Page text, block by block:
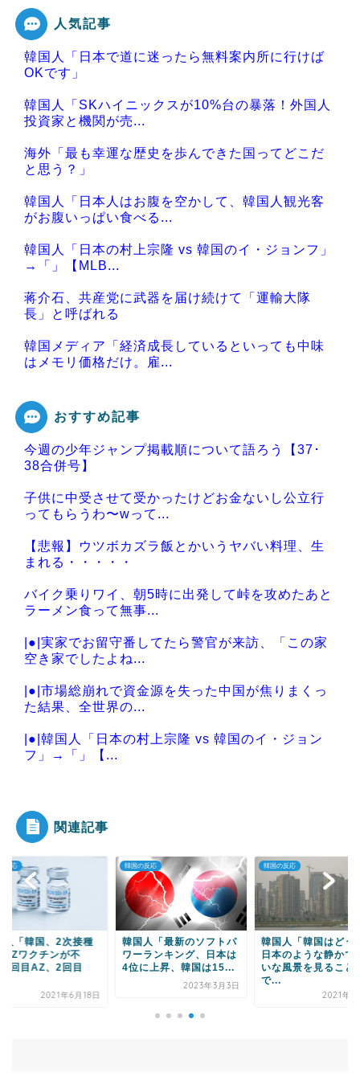
Powered by livedoor 相互RSS
人気記事
韓国人「日本で道に迷ったら無料案内所に行けば
OKです」
韓国人「SKハイニックスが10%台の暴落！外国人
投資家と機関が売...
海外「最も幸運な歴史を歩んできた国ってどこだ
と思う？」
韓国人「日本人はお腹を空かして、韓国人観光客
がお腹いっぱい食べる...
韓国人「日本の村上宗隆 vs 韓国のイ・ジョンフ」
→「」【MLB...
蒋介石、共産党に武器を届け続けて「運輸大隊
長」と呼ばれる
韓国メディア「経済成長しているといっても中味
はメモリ価格だけ。雇...
Powered by livedoor 相互RSS
おすすめ記事
今週の少年ジャンプ掲載順について語ろう【37･
38合併号】
子供に中受させて受かったけどお金ないし公立行
ってもらうわ〜wって...
【悲報】ウツボカズラ飯とかいうヤバい料理、生
まれる・・・・・
バイク乗りワイ、朝5時に出発して峠を攻めたあと
ラーメン食って無事...
|●|実家でお留守番してたら警官が来訪、「この家
空き家でしたよね...
|●|市場総崩れで資金源を失った中国が焦りまくっ
た結果、全世界の...
|●|韓国人「日本の村上宗隆 vs 韓国のイ・ジョン
フ」→「」【...
Powered by livedoor 相互RSS
関連記事
反応
人「韓国、2次接種
AZワクチンが不
1回目AZ、2回目
2021年6月18日
韓国の反応
韓国人「最新のソフトパ
ワーランキング、日本は
4位に上昇、韓国は15...
2023年3月3日
韓国の反応
韓国人「韓国はどう
日本のような静かで
いな風景を見ること
で...
2021年2